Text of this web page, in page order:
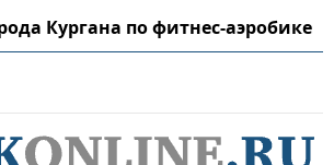
Кургана по фитнес-аэробике